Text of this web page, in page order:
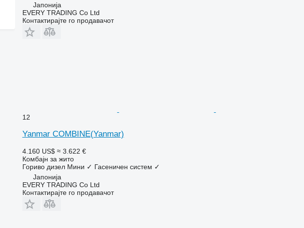
Јапонија
EVERY TRADING Co Ltd
Контактирајте го продавачот
12
Yanmar COMBINE(Yanmar)
4.160 US$ ≈ 3.622 €
Комбајн за жито
Гориво дизел Мини ✓ Гасеничен систем ✓
Јапонија
EVERY TRADING Co Ltd
Контактирајте го продавачот